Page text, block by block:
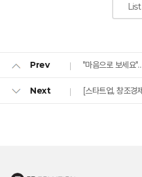
List
Prev
Next